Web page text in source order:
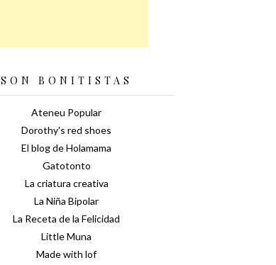
SON BONITISTAS
Ateneu Popular
Dorothy's red shoes
El blog de Holamama
Gatotonto
La criatura creativa
La Niña Bipolar
La Receta de la Felicidad
Little Muna
Made with lof